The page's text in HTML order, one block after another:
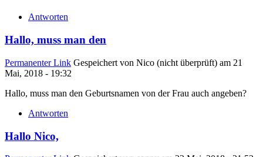
Antworten
Hallo, muss man den
Permanenter Link Gespeichert von Nico (nicht überprüft) am 21
Mai, 2018 - 19:32
Hallo, muss man den Geburtsnamen von der Frau auch angeben?
Antworten
Hallo Nico,